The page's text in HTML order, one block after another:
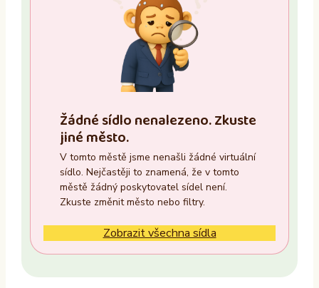
Ano
Ne
Recepce
Ano
Ne
Žádné sídlo nenalezeno. Zkuste
jiné město.
V tomto městě jsme nenašli žádné virtuální
sídlo. Nejčastěji to znamená, že v tomto
městě žádný poskytovatel sídel není.
Zkuste změnit město nebo filtry.
Zobrazit všechna sídla